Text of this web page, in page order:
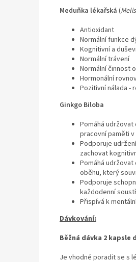
Meduňka lékařská (
Antioxidant
Normální funkce
Kognitivní a
Normální trávení
Normální činnost
Hormonální
Pozitivní nálada -
Ginkgo Biloba
Pomáhá
pracovní paměti
Podporuje
zachovat
Pomáhá
oběhu, který
Podporuje
každodenní
Přispívá k
Dávkování:
Běžná dávka 2 kapsle
Je vhodné poradit se s